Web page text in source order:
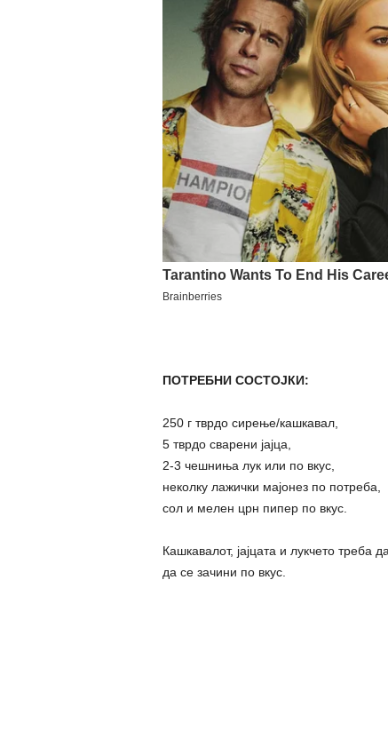
ПОТРЕБНИ СОСТОЈКИ:
250 г тврдо сирење/кашкавал,
5 тврдо сварени јајца,
2-3 чешниња лук или по вкус,
неколку лажички мајонез по потреба,
сол и мелен црн пипер по вкус.
Кашкавалот, јајцата и лукчето треба
да се зачини по вкус.